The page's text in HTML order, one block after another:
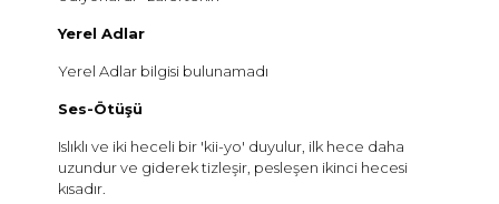
Yerel Adlar
Yerel Adlar bilgisi bulunamadı
Ses-Ötüşü
Islıklı ve iki heceli bir 'kii-yo' duyulur, ilk hece daha
uzundur ve giderek tizleşir, pesleşen ikinci hecesi
kısadır.